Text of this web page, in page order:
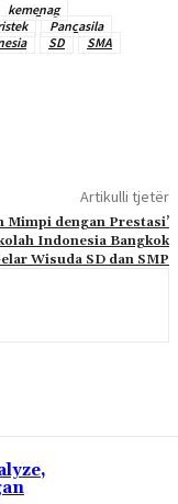
kemenag
Pancasila
SD
SMA
Artikulli tjetër
Mimpi dengan Prestasi’
Indonesia Bangkok
Wisuda SD dan SMP